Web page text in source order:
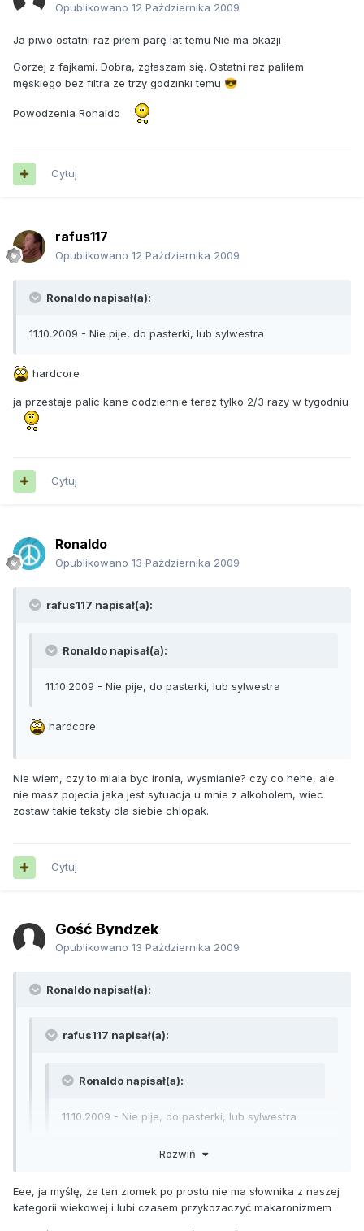
Opublikowano 12 Października 2009
Ja piwo ostatni raz piłem parę lat temu Nie ma okazji
Gorzej z fajkami. Dobra, zgłaszam się. Ostatni raz paliłem
męskiego bez filtra ze trzy godzinki temu 😎
Powodzenia Ronaldo
Cytuj
rafus117
Opublikowano 12 Października 2009
Ronaldo napisał(a):
11.10.2009 - Nie pije, do pasterki, lub sylwestra
hardcore
ja przestaje palic kane codziennie teraz tylko 2/3 razy w tygodniu
Cytuj
Ronaldo
Opublikowano 13 Października 2009
rafus117 napisał(a):
Ronaldo napisał(a):
11.10.2009 - Nie pije, do pasterki, lub sylwestra
hardcore
Nie wiem, czy to miala byc ironia, wysmianie? czy co hehe, ale
nie masz pojecia jaka jest sytuacja u mnie z alkoholem, wiec
zostaw takie teksty dla siebie chlopak.
Cytuj
Gość Byndzek
Opublikowano 13 Października 2009
Ronaldo napisał(a):
rafus117 napisał(a):
Ronaldo napisał(a):
11.10.2009 - Nie pije, do pasterki, lub sylwestra
Nie wiem, czy to miala byc ironia, wysmianie? czy co hehe,
ale nie masz pojecia jaka jest sytuacja u mnie z alkoholem,
Rozwiń
Eee, ja myślę, że ten ziomek po prostu nie ma słownika z naszej
kategorii wiekowej i lubi czasem przykozaczyć makaronizmem .